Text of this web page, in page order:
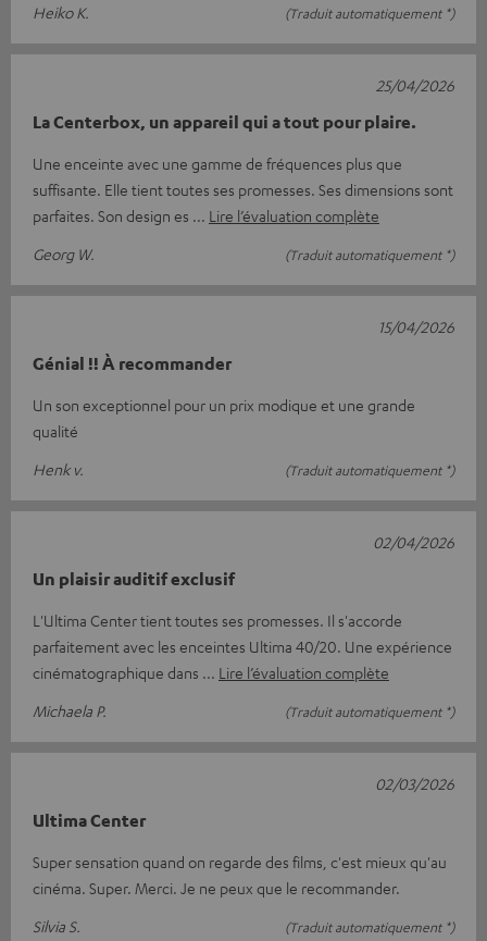
Heiko K.
(Traduit automatiquement *)
La Centerbox, un appareil qui a tout pour plaire.
Une enceinte avec une gamme de fréquences plus que
suffisante. Elle tient toutes ses promesses. Ses dimensions sont
parfaites. Son design es
Lire l’évaluation complète
Georg W.
(Traduit automatiquement *)
25/04/2026
Génial !! À recommander
Un son exceptionnel pour un prix modique et une grande
qualité
Henk v.
(Traduit automatiquement *)
15/04/2026
Un plaisir auditif exclusif
L'Ultima Center tient toutes ses promesses. Il s'accorde
parfaitement avec les enceintes Ultima 40/20. Une expérience
cinématographique dans
Lire l’évaluation complète
Michaela P.
(Traduit automatiquement *)
02/04/2026
Ultima Center
Super sensation quand on regarde des films, c'est mieux qu'au
cinéma. Super. Merci. Je ne peux que le recommander.
Silvia S.
(Traduit automatiquement *)
02/03/2026